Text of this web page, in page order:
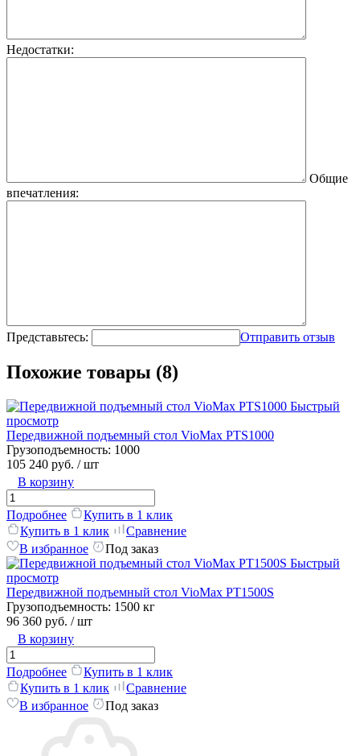
Недостатки:
Общие
впечатления:
Представьтесь: Отправить отзыв
Похожие товары (8)
Быстрый
просмотр
Передвижной подъемный стол VioMax PTS1000
Грузоподъемность: 1000
105 240 руб. / шт
В корзину
Подробнее
Купить в 1 клик
Купить в 1 клик
Сравнение
В избранное
Под заказ
Быстрый
просмотр
Передвижной подъемный стол VioMax PT1500S
Грузоподъемность: 1500 кг
96 360 руб. / шт
В корзину
Подробнее
Купить в 1 клик
Купить в 1 клик
Сравнение
В избранное
Под заказ